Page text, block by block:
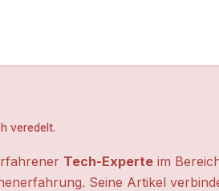
veredelt.
Tech-Experte im
Seine Artikel